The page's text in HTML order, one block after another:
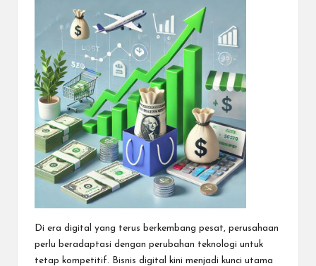
Di era digital yang terus berkembang pesat, perusahaan
perlu beradaptasi dengan perubahan teknologi untuk
tetap kompetitif.
Bisnis digital kini menjadi kunci utama